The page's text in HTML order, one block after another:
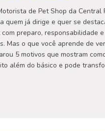
de Pet Shop da Central
quem já dirige e quer se
preparo, responsabilidade
Mas o que você aprende de
5 motivos que mostram
além do básico e pode